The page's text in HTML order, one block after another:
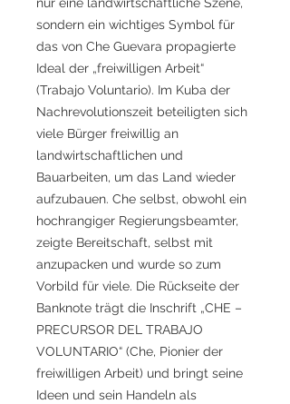
sondern ein wichtiges Symbol für
das von Che Guevara propagierte
Ideal der „freiwilligen Arbeit“
(Trabajo Voluntario). Im Kuba der
Nachrevolutionszeit beteiligten sich
viele Bürger freiwillig an
landwirtschaftlichen und
Bauarbeiten, um das Land wieder
aufzubauen. Che selbst, obwohl ein
hochrangiger Regierungsbeamter,
zeigte Bereitschaft, selbst mit
anzupacken und wurde so zum
Vorbild für viele. Die Rückseite der
Banknote trägt die Inschrift „CHE –
PRECURSOR DEL TRABAJO
VOLUNTARIO“ (Che, Pionier der
freiwilligen Arbeit) und bringt seine
Ideen und sein Handeln als